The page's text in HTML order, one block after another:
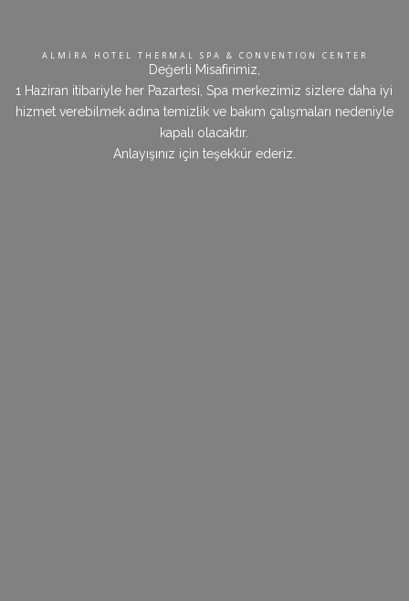
ALMİRA HOTEL THERMAL SPA & CONVENTION CENTER
Değerli Misafirimiz,
1 Haziran itibariyle her Pazartesi, Spa merkezimiz sizlere daha iyi
hizmet verebilmek adına temizlik ve bakım çalışmaları nedeniyle
kapalı olacaktır.
Anlayışınız için teşekkür ederiz.